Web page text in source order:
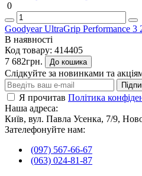
0
Goodyear UltraGrip Performance
В наявності
Код товару: 414405
7 682грн.
До кошика
Слідкуйте за новинками та
Я прочитав Політика
Наша адреса:
Київ, вул. Павла Усенка, 7/9,
Зателефонуйте нам:
(097) 567-66-67
(063) 024-81-87